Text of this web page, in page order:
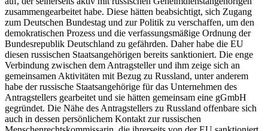
zusammengearbeitet habe. Diese hätten beabsichtigt, sich Zugang
zum Deutschen Bundestag und zur Politik zu verschaffen, um den
demokratischen Prozess und die verfassungsmäßige Ordnung der
Bundesrepublik Deutschland zu gefährden. Daher habe die EU
diesen russischen Staatsangehörigen bereits sanktioniert. Die enge
Verbindung zwischen dem Antragsteller und ihm zeige sich an
gemeinsamen Aktivitäten mit Bezug zu Russland, unter anderem
habe der russische Staatsangehörige für das Unternehmen des
Antragstellers gearbeitet und sie hätten gemeinsam eine gGmbH
gegründet. Die Nähe des Antragstellers zu Russland offenbare sich
auch in dessen persönlichem Kontakt zur russischen